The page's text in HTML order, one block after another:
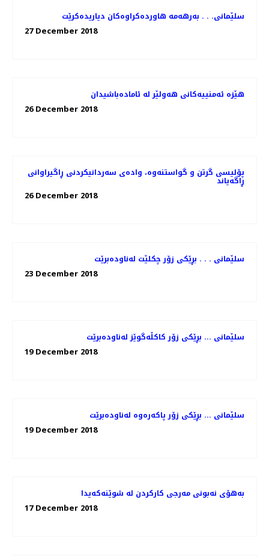
سلێمانی. . . به‌رهه‌مه‌ هاورده‌كراوه‌كان دیاریده‌كرێت
27 December 2018
هێزە ئەمنییەكانی هەولێر لە ئامادەباشیدان
26 December 2018
پۆلیسی گرتن و گواستنەوە، وادەی سەردانیكردنی ڕاگیراوانی
ڕاگەیاند
26 December 2018
سلێمانی . . . بڕێكی زۆر چكلێت له‌ناوده‌برێت
23 December 2018
سلێمانی ... بڕێكی زۆر كاكڵه‌گوێز له‌ناوده‌برێت
19 December 2018
سلێمانی ... بڕێكی زۆر پاكه‌ره‌وه‌ له‌ناوده‌برێت
19 December 2018
به‌هۆی نه‌بونی مه‌رجی كاركردن له‌ شوێنه‌كه‌یدا
17 December 2018